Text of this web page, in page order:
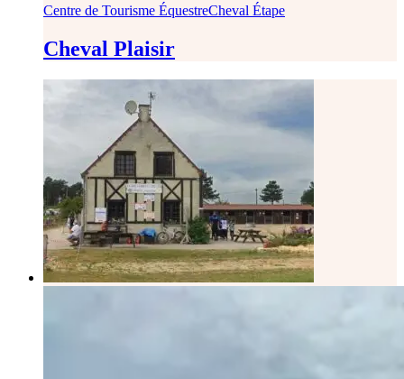
Centre de Tourisme ÉquestreCheval Étape
Cheval Plaisir